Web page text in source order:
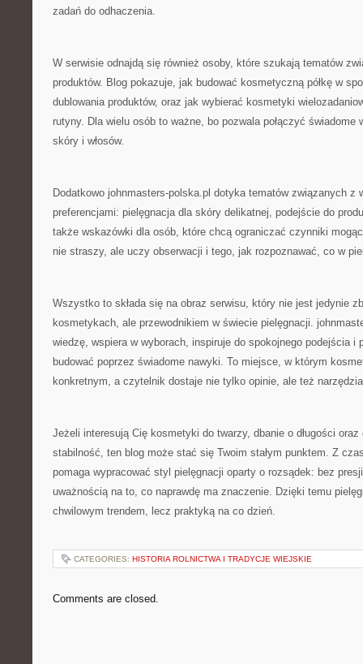
zadań do odhaczenia.
W serwisie odnajdą się również osoby, które szukają tematów
produktów. Blog pokazuje, jak budować kosmetyczną półkę w
dublowania produktów, oraz jak wybierać kosmetyki
rutyny. Dla wielu osób to ważne, bo pozwala połączyć
skóry i włosów.
Dodatkowo johnmasters-polska.pl dotyka tematów związanych z
preferencjami: pielęgnacja dla skóry delikatnej, podejście do
także wskazówki dla osób, które chcą ograniczać czynniki
nie straszy, ale uczy obserwacji i tego, jak rozpoznawać, co w
Wszystko to składa się na obraz serwisu, który nie jest jedynie
kosmetykach, ale przewodnikiem w świecie pielęgnacji.
wiedzę, wspiera w wyborach, inspiruje do spokojnego podejścia i
budować poprzez świadome nawyki. To miejsce, w którym
konkretnym, a czytelnik dostaje nie tylko opinie, ale też
Jeżeli interesują Cię kosmetyki do twarzy, dbanie o długości
stabilność, ten blog może stać się Twoim stałym punktem. Z
pomaga wypracować styl pielęgnacji oparty o rozsądek: bez
uważnością na to, co naprawdę ma znaczenie. Dzięki temu
chwilowym trendem, lecz praktyką na co dzień.
CATEGORIES: HISTORIA ROLNICTWA I TRADYCJE WIEJSKIE
Comments are closed.